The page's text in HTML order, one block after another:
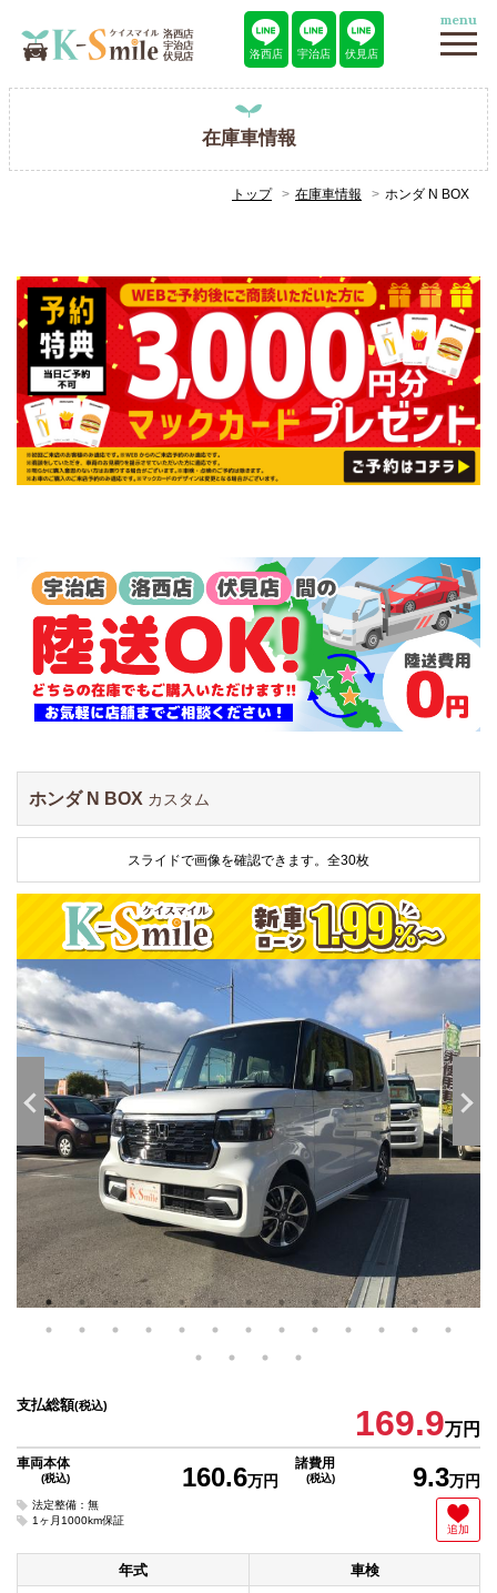
洛西店 宇治店 伏見店
menu
在庫車情報
トップ 在庫車情報 ホンダ N BOX
ホンダ N BOX カスタム
スライドで画像を確認できます。 全30枚
支払総額(税込) 169.9万円
車両本体
(税込) 160.6万円
諸費用
(税込) 9.3万円
法定整備：無
1ヶ月1000km保証
追加
年式
車検